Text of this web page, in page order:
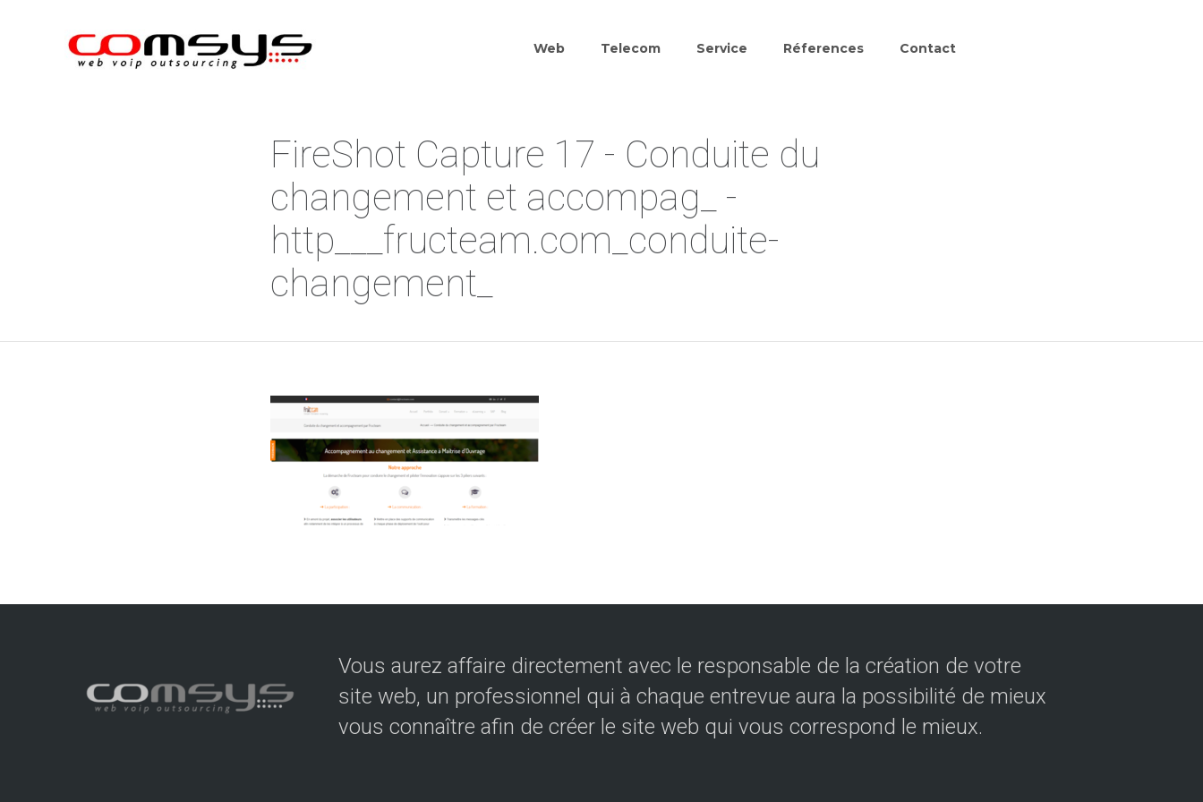
Web Telecom Service Réferences Contact
FireShot Capture 17 - Conduite du
changement et accompag_ -
http___fructeam.com_conduite-
changement_
Vous aurez affaire directement avec le responsable de la création de votre
site web, un professionnel qui à chaque entrevue aura la possibilité de mieux
vous connaître afin de créer le site web qui vous correspond le mieux.